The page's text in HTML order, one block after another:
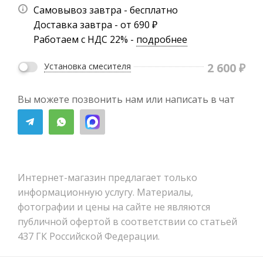
Самовывоз завтра - бесплатно
Доставка завтра - от 690 ₽
Работаем с НДС 22% - подробнее
Установка смесителя 2 600₽
Вы можете позвонить нам или написать в чат
Интернет-магазин предлагает только
информационную услугу. Материалы,
фотографии и цены на сайте не являются
публичной офертой в соответствии со статьей
437 ГК Российской Федерации.